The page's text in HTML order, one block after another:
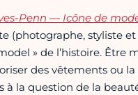
Penn — Icône de
(photographe, styliste
» de l’histoire.
des vêtements ou
la question de la